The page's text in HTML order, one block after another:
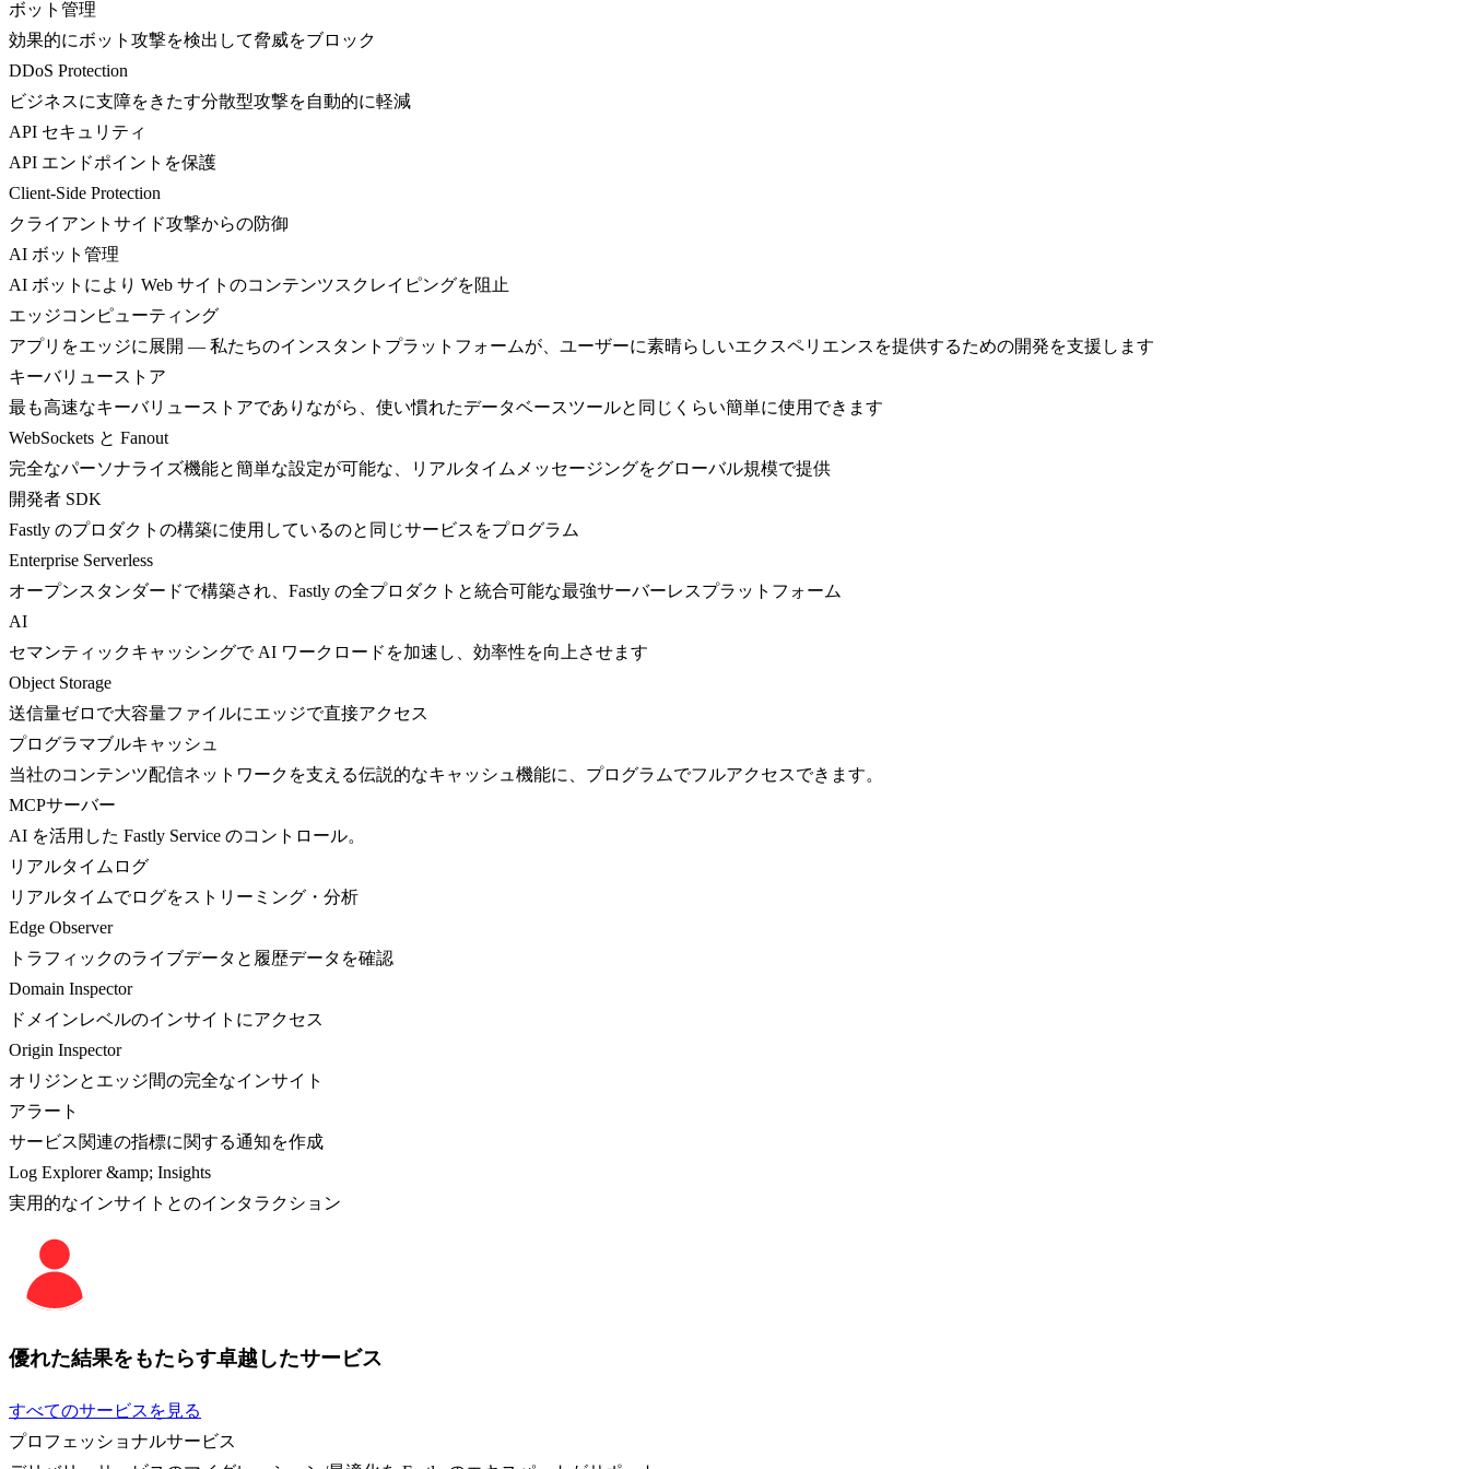
ボット管理
効果的にボット攻撃を検出して脅威をブロック
DDoS Protection
ビジネスに支障をきたす分散型攻撃を自動的に軽減
API セキュリティ
API エンドポイントを保護
Client-Side Protection
クライアントサイド攻撃からの防御
AI ボット管理
AI ボットにより Web サイトのコンテンツスクレイピングを阻止
エッジコンピューティング
アプリをエッジに展開 — 私たちのインスタントプラットフォームが、ユーザーに素晴らしいエクスペリエンスを提供するための開発を支援します
キーバリューストア
最も高速なキーバリューストアでありながら、使い慣れたデータベースツールと同じくらい簡単に使用できます
WebSockets と Fanout
完全なパーソナライズ機能と簡単な設定が可能な、リアルタイムメッセージングをグローバル規模で提供
開発者 SDK
Fastly のプロダクトの構築に使用しているのと同じサービスをプログラム
Enterprise Serverless
オープンスタンダードで構築され、Fastly の全プロダクトと統合可能な最強サーバーレスプラットフォーム
AI
セマンティックキャッシングで AI ワークロードを加速し、効率性を向上させます
Object Storage
送信量ゼロで大容量ファイルにエッジで直接アクセス
プログラマブルキャッシュ
当社のコンテンツ配信ネットワークを支える伝説的なキャッシュ機能に、プログラムでフルアクセスできます。
MCPサーバー
AI を活用した Fastly Service のコントロール。
リアルタイムログ
リアルタイムでログをストリーミング・分析
Edge Observer
トラフィックのライブデータと履歴データを確認
Domain Inspector
ドメインレベルのインサイトにアクセス
Origin Inspector
オリジンとエッジ間の完全なインサイト
アラート
サービス関連の指標に関する通知を作成
Log Explorer &amp; Insights
実用的なインサイトとのインタラクション
優れた結果をもたらす卓越したサービス
すべてのサービスを見る
プロフェッショナルサービス